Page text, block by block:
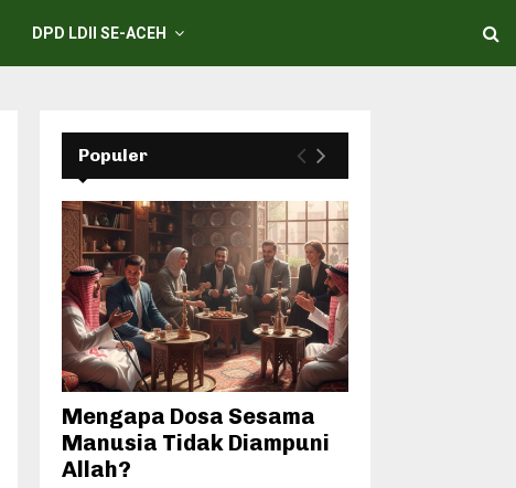
DPD LDII SE-ACEH
Populer
Mengapa Dosa Sesama
Manusia Tidak Diampuni
Allah?